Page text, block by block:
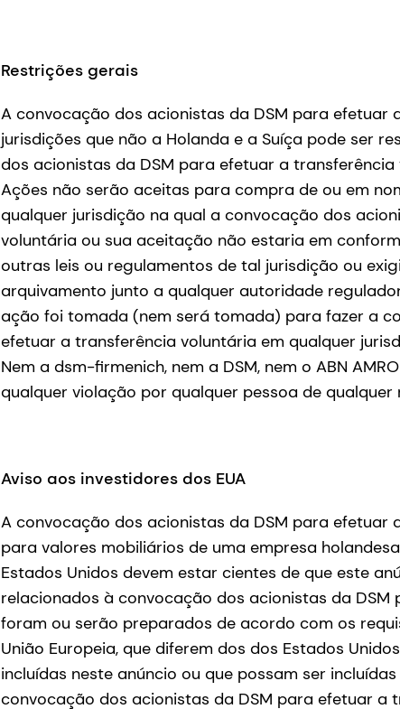
Restrições gerais
A convocação dos acionistas da DSM para efetuar
jurisdições que não a Holanda e a Suíça pode ser
dos acionistas da DSM para efetuar a
Ações não serão aceitas para compra de ou em
qualquer jurisdição na qual a convocação dos
voluntária ou sua aceitação não estaria em
outras leis ou regulamentos de tal jurisdição ou
arquivamento junto a qualquer autoridade
ação foi tomada (nem será tomada) para fazer a
efetuar a transferência voluntária em qualquer
Nem a dsm-firmenich, nem a DSM, nem o ABN
qualquer violação por qualquer pessoa de qualquer
Aviso aos investidores dos EUA
A convocação dos acionistas da DSM para
para valores mobiliários de uma empresa
Estados Unidos devem estar cientes de que este
relacionados à convocação dos acionistas da
foram ou serão preparados de acordo com os
União Europeia, que diferem dos dos Estados
incluídas neste anúncio ou que possam ser
convocação dos acionistas da DSM para efetuar a